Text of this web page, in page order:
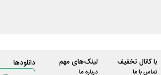
با کانال تخفیف
تماس با ما
لینک‌های مهم
درباره ما
دانلود‌ها